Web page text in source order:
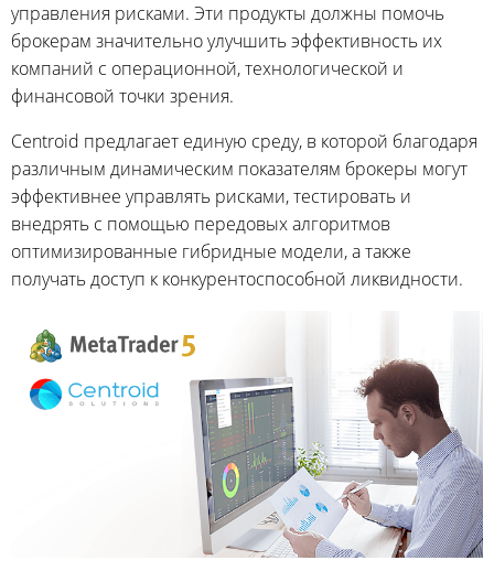
управления рисками. Эти продукты должны помочь
брокерам значительно улучшить эффективность их
компаний с операционной, технологической и
финансовой точки зрения.
Centroid предлагает единую среду, в которой благодаря
различным динамическим показателям брокеры могут
эффективнее управлять рисками, тестировать и
внедрять с помощью передовых алгоритмов
оптимизированные гибридные модели, а также
получать доступ к конкурентоспособной ликвидности.